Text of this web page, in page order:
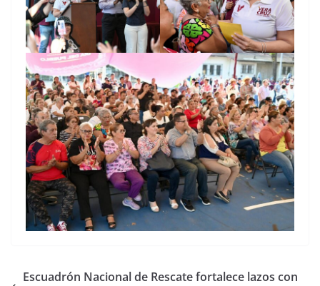
Escuadrón Nacional de Rescate fortalece lazos con